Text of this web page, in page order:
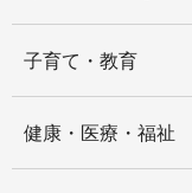
子育て・教育
健康・医療・福祉